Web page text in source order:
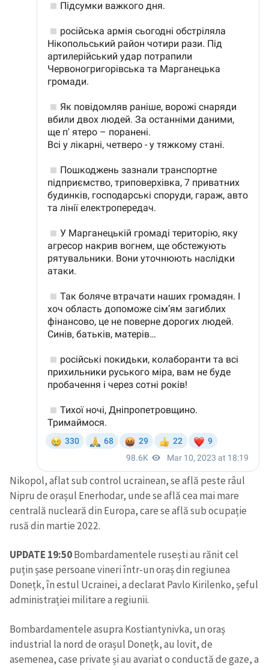
Nikopol, aflat sub control ucrainean, se află peste râul
Nipru de orașul Enerhodar, unde se află cea mai mare
centrală nucleară din Europa, care se află sub ocupație
rusă din martie 2022.
UPDATE 19:50Bombardamentele rusești au rănit cel
puțin șase persoane vineri într-un oraș din regiunea
Donețk, în estul Ucrainei, a declarat Pavlo Kirilenko, șeful
administrației militare a regiunii.
Bombardamentele asupra Kostiantynivka, un oraș
industrial la nord de orașul Donețk, au lovit, de
asemenea, case private și au avariat o conductă de gaze, a